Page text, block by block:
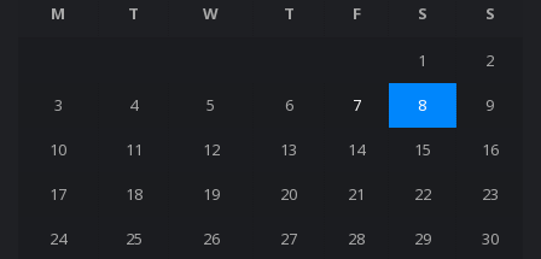
M T W T F S S
1 2
3 4 5 6 7 8 9
10 11 12 13 14 15 16
17 18 19 20 21 22 23
24 25 26 27 28 29 30